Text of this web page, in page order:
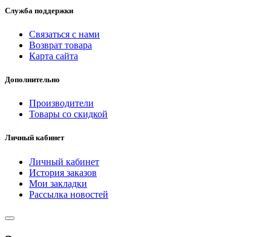
Служба поддержки
Связаться с нами
Возврат товара
Карта сайта
Дополнительно
Производители
Товары со скидкой
Личный кабинет
Личный кабинет
История заказов
Мои закладки
Рассылка новостей